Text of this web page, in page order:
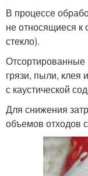
В процессе
не относящиеся к
стекло).
Отсортированные
грязи, пыли, клея
с каустической
Для снижения
объемов отходов